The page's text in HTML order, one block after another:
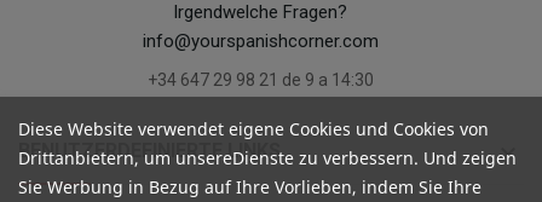
Irgendwelche Fragen?
info@yourspanishcorner.com
+34 647 29 98 21 de 9 a 14:30
BENUTZERDEFINIERTE LINKS keyboard_arrow_down
Diese Website verwendet eigene Cookies und Cookies von
Drittanbietern, um unsereDienste zu verbessern. Und zeigen
Sie Werbung in Bezug auf Ihre Vorlieben, indem Sie Ihre